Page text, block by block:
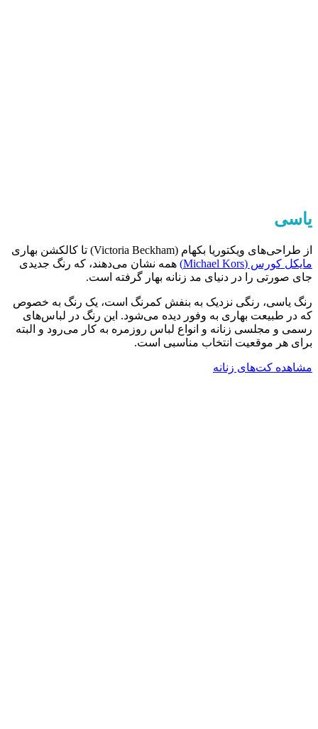
یاسی
از طراحی‌های ویکتوریا بکهام (Victoria Beckham) تا کالکشن بهاری
مایکل کورس (Michael Kors)
همه نشان می‌دهند، که رنگ جدیدی
جای صورتی را در دنیای مد زنانه بهار گرفته است.
رنگ یاسی، رنگی نزدیک به بنفش کمرنگ است، یک رنگ به خصوص
که در طبیعت بهاری به وفور دیده می‌شود. این رنگ در لباس‌های
رسمی و مجلسی زنانه و انواع لباس روزمره به کار می‌رود و البته
برای هر موقعیت انتخاب مناسبی است.
مشاهده کت‌های زنانه